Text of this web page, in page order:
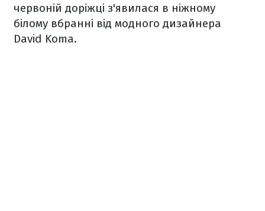
червоній доріжці з'явилася в ніжному
білому вбранні від модного дизайнера
David Koma.